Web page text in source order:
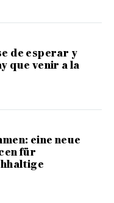
de esperar y
que venir a la
eine neue
für